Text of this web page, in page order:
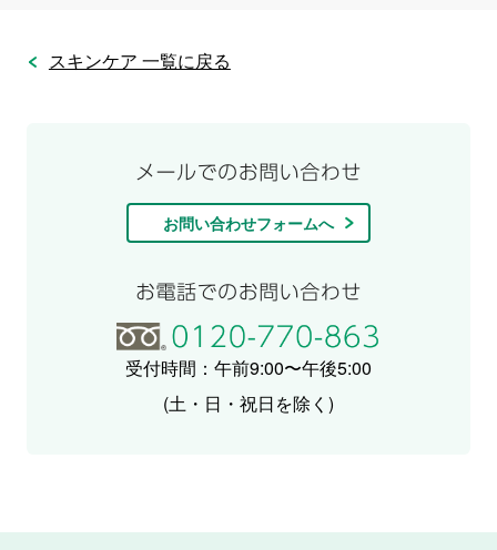
スキンケア 一覧に戻る
お問い合わせフォームへ
受付時間：午前9:00〜午後5:00
(土・日・祝日を除く)